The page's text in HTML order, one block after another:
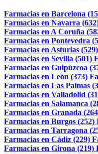
Farmacias en Barcelona
Farmacias en Navarra
Farmacias en A Coruña
Farmacias en Pontevedra
Farmacias en Asturias (529)
Farmacias en Sevilla (501)
Farmacias en Guipúzcoa
Farmacias en León (373)
Farmacias en Las Palmas
Farmacias en Valladolid
Farmacias en Salamanca
Farmacias en Granada
Farmacias en Burgos (252)
Farmacias en Tarragona
Farmacias en Cádiz (229)
Farmacias en Girona (219)